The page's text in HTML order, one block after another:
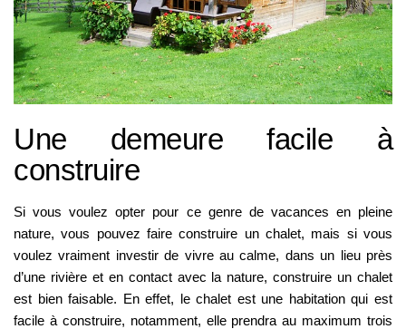
Une demeure facile à
construire
Si vous voulez opter pour ce genre de vacances en pleine
nature, vous pouvez faire construire un chalet, mais si vous
voulez vraiment investir de vivre au calme, dans un lieu près
d’une rivière et en contact avec la nature, construire un chalet
est bien faisable. En effet, le chalet est une habitation qui est
facile à construire, notamment, elle prendra au maximum trois